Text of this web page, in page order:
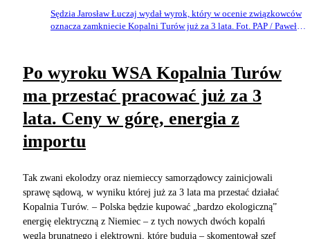
Sędzia Jarosław Łuczaj wydał wyrok, który w ocenie związkowców
oznacza zamkniecie Kopalni Turów już za 3 lata. Fot. PAP / Paweł
Po wyroku WSA Kopalnia Turów
ma przestać pracować już za 3
lata. Ceny w górę, energia z
importu
Tak zwani ekolodzy oraz niemieccy samorządowcy zainicjowali
sprawę sądową, w wyniku której już za 3 lata ma przestać działać
Kopalnia Turów. – Polska będzie kupować „bardzo ekologiczną”
energię elektryczną z Niemiec – z tych nowych dwóch kopalń
węgla brunatnego i elektrowni, które budują – skomentował szef